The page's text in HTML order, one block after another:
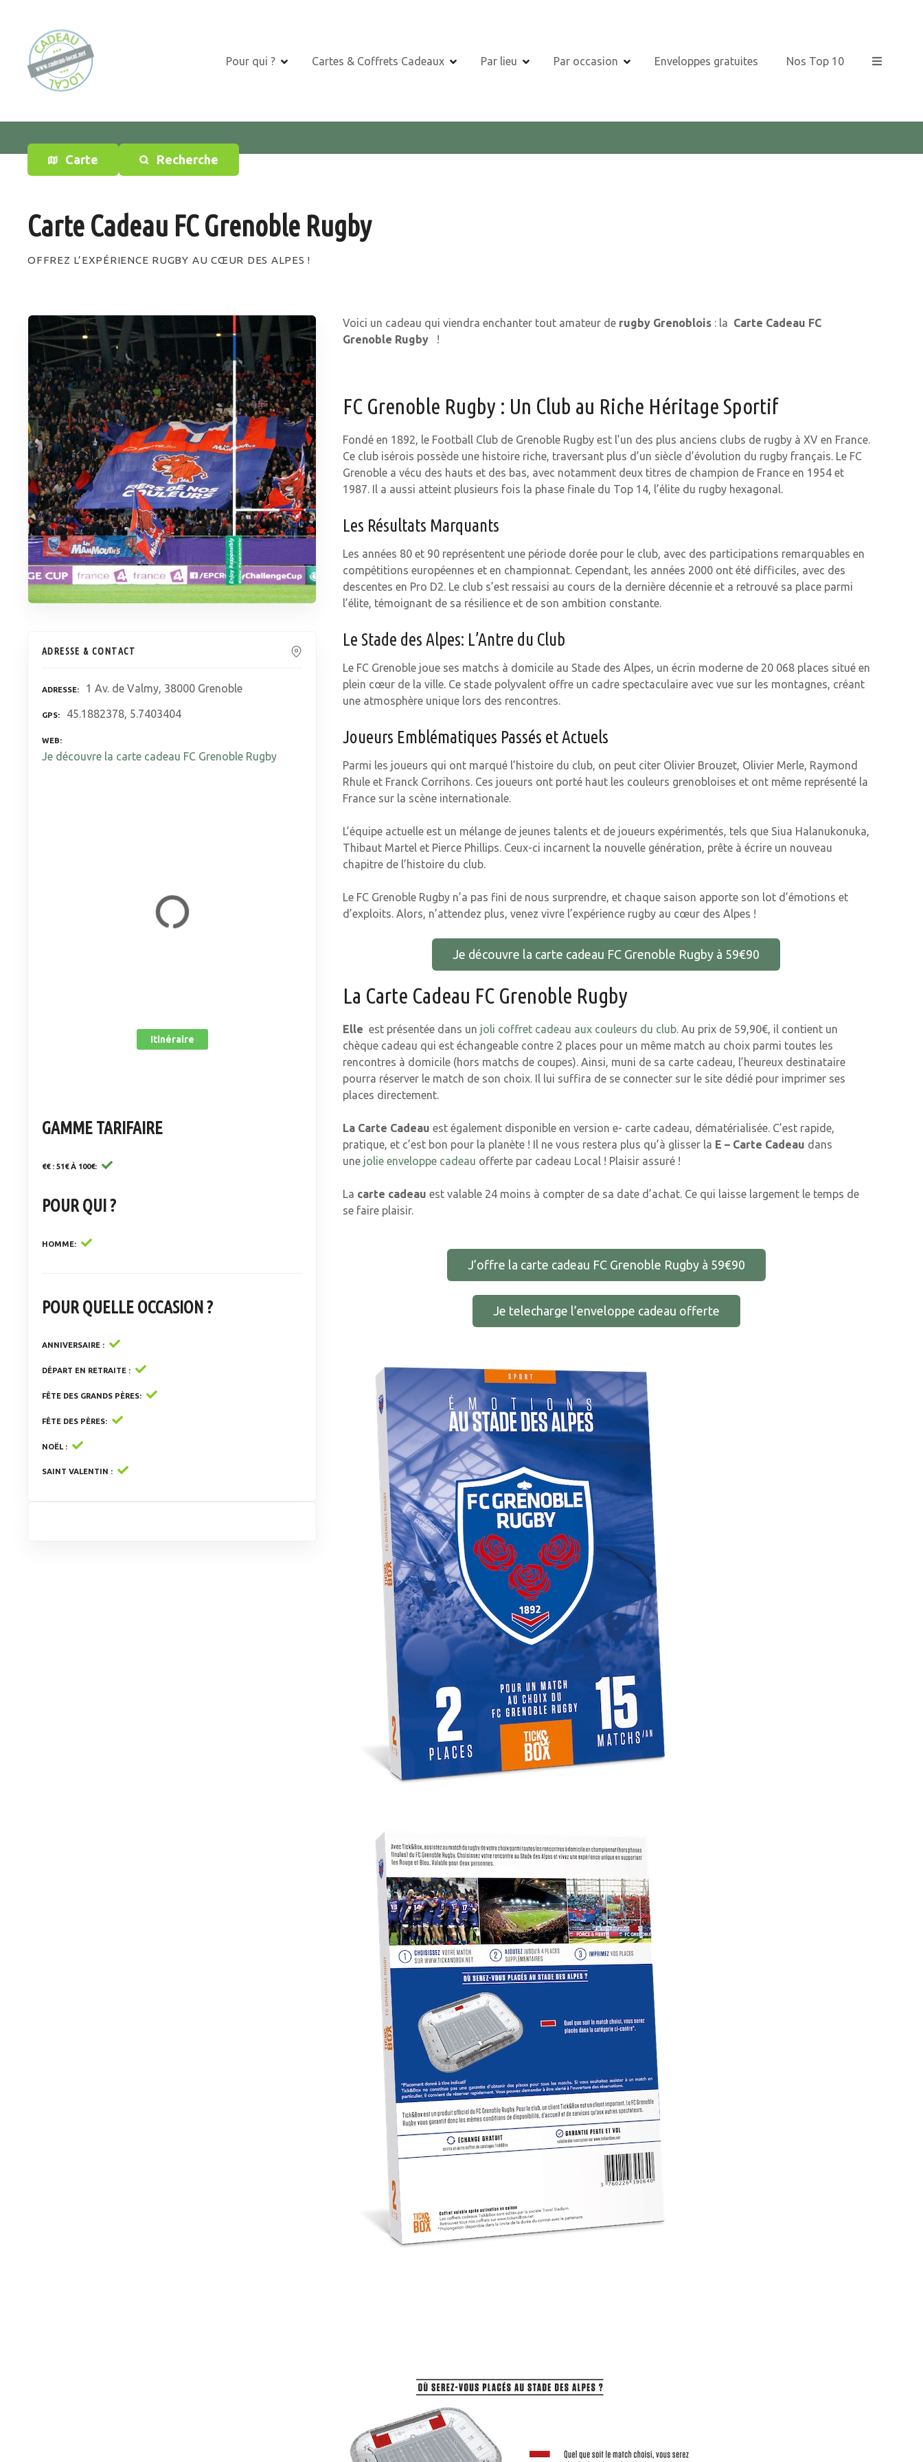
o
t
Pour qui ? Cartes & Coffrets Cadeaux Par lieu Par occasion Enveloppes gratuites Nos Top 10
Carte Recherche
Carte Cadeau FC Grenoble Rugby
OFFREZ L’EXPÉRIENCE RUGBY AU CŒUR DES ALPES !
ADRESSE & CONTACT
ADRESSE 1 Av. de Valmy, 38000 Grenoble
GPS 45.1882378, 5.7403404
WEB
Je découvre la carte cadeau FC Grenoble Rugby
Itinéraire
GAMME TARIFAIRE
€€ : 51€ À 100€
POUR QUI ?
HOMME
POUR QUELLE OCCASION ?
ANNIVERSAIRE
DÉPART EN RETRAITE
FÊTE DES GRANDS PÈRES
FÊTE DES PÈRES
NOËL
SAINT VALENTIN
Voici un cadeau qui viendra enchanter tout amateur derugby Grenoblois: la Carte Cadeau FC
Grenoble Rugby
!
FC Grenoble Rugby : Un Club au Riche Héritage Sportif
Fondé en 1892, le Football Club de Grenoble Rugby est l’un des plus anciens clubs de rugby à XV en France.
Ce club isérois possède une histoire riche, traversant plus d’un siècle d’évolution du rugby français. Le FC
Grenoble a vécu des hauts et des bas, avec notamment deux titres de champion de France en 1954 et
1987. Il a aussi atteint plusieurs fois la phase finale du Top 14, l’élite du rugby hexagonal.
Les Résultats Marquants
Les années 80 et 90 représentent une période dorée pour le club, avec des participations remarquables en
compétitions européennes et en championnat. Cependant, les années 2000 ont été difficiles, avec des
descentes en Pro D2. Le club s’est ressaisi au cours de la dernière décennie et a retrouvé sa place parmi
l’élite, témoignant de sa résilience et de son ambition constante.
Le Stade des Alpes: L’Antre du Club
Le FC Grenoble joue ses matchs à domicile au Stade des Alpes, un écrin moderne de 20 068 places situé en
plein cœur de la ville. Ce stade polyvalent offre un cadre spectaculaire avec vue sur les montagnes, créant
une atmosphère unique lors des rencontres.
Joueurs Emblématiques Passés et Actuels
Parmi les joueurs qui ont marqué l’histoire du club, on peut citer Olivier Brouzet, Olivier Merle, Raymond
Rhule et Franck Corrihons. Ces joueurs ont porté haut les couleurs grenobloises et ont même représenté la
France sur la scène internationale.
L’équipe actuelle est un mélange de jeunes talents et de joueurs expérimentés, tels que Siua Halanukonuka,
Thibaut Martel et Pierce Phillips. Ceux-ci incarnent la nouvelle génération, prête à écrire un nouveau
chapitre de l’histoire du club.
Le FC Grenoble Rugby n’a pas fini de nous surprendre, et chaque saison apporte son lot d’émotions et
d’exploits. Alors, n’attendez plus, venez vivre l’expérience rugby au cœur des Alpes !
Je découvre la carte cadeau FC Grenoble Rugby à 59€90
La Carte Cadeau FC Grenoble Rugby
Elle est présentée dans un joli coffret cadeau aux couleurs du club. Au prix de 59,90€, il contient un
chèque cadeau qui est échangeable contre 2 places pour un même match au choix parmi toutes les
rencontres à domicile (hors matchs de coupes). Ainsi, muni de sa carte cadeau, l’heureux destinataire
pourra réserver le match de son choix. Il lui suffira de se connecter sur le site dédié pour imprimer ses
places directement.
La Carte Cadeau est également disponible en version e- carte cadeau, dématérialisée. C’est rapide,
pratique, et c’est bon pour la planète ! Il ne vous restera plus qu’à glisser la E – Carte Cadeau dans
une jolie enveloppe cadeau offerte par cadeau Local ! Plaisir assuré !
La carte cadeau est valable 24 moins à compter de sa date d’achat. Ce qui laisse largement le temps de
se faire plaisir.
J’offre la carte cadeau FC Grenoble Rugby à 59€90
Je telecharge l’enveloppe cadeau offerte